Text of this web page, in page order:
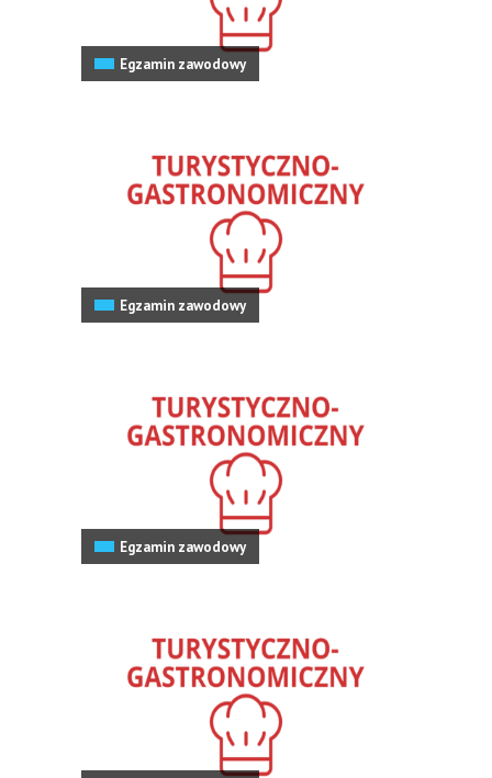
Egzamin zawodowy
Egzamin zawodowy
Egzamin zawodowy